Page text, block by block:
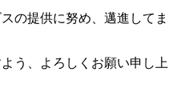
の提供に努め、邁進してま
う、よろしくお願い申し上